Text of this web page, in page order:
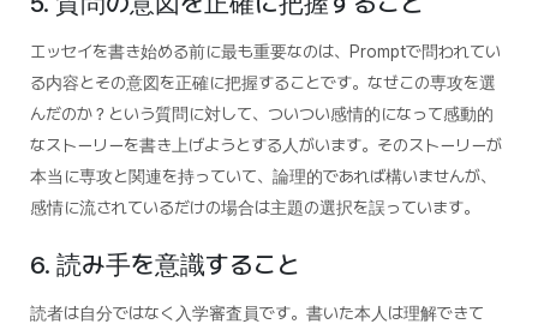
エッセイを書き始める前に最も重要なのは、Promptで問われてい
る内容とその意図を正確に把握することです。なぜこの専攻を選
んだのか？という質問に対して、ついつい感情的になって感動的
なストーリーを書き上げようとする人がいます。そのストーリーが
本当に専攻と関連を持っていて、論理的であれば構いませんが、
感情に流されているだけの場合は主題の選択を誤っています。
6. 読み手を意識すること
読者は自分ではなく入学審査員です。書いた本人は理解できて